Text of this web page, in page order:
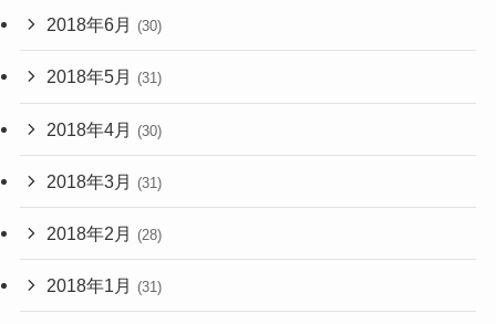
2018年6月 (30)
2018年5月 (31)
2018年4月 (30)
2018年3月 (31)
2018年2月 (28)
2018年1月 (31)